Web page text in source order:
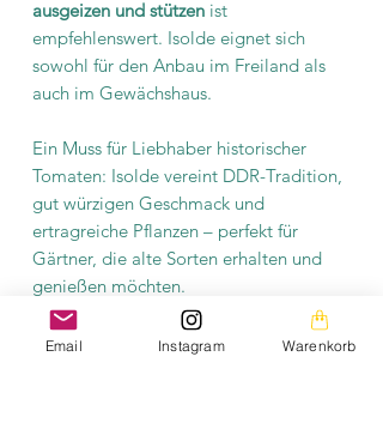
ausgeizen und stützen ist
empfehlenswert. Isolde eignet sich
sowohl für den Anbau im Freiland als
auch im Gewächshaus.
Ein Muss für Liebhaber historischer
Tomaten: Isolde vereint DDR-Tradition,
gut würzigen Geschmack und
ertragreiche Pflanzen – perfekt für
Gärtner, die alte Sorten erhalten und
genießen möchten.
Produktinformation
Email Instagram Warenkorb